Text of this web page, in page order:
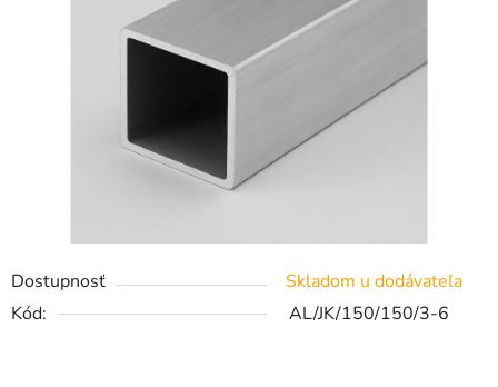
Dostupnosť
Skladom u dodávateľa
Kód:
AL/JK/150/150/3-6